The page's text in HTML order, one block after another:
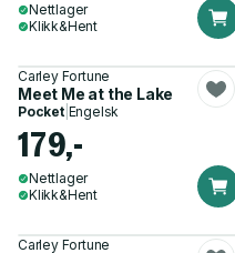
Nettlager
Klikk&Hent
Carley Fortune
Meet Me at the Lake
Pocket| Engelsk
179,-
Nettlager
Klikk&Hent
Carley Fortune